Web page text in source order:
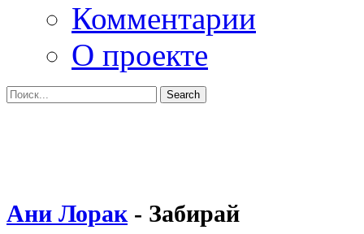
Комментарии
О проекте
Ани Лорак - Забирай